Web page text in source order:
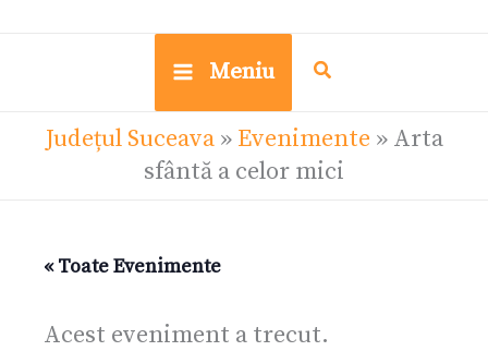
Meniu
Județul Suceava» Evenimente » Arta
sfântă a celor mici
« Toate Evenimente
Acest eveniment a trecut.